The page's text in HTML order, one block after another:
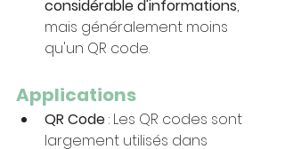
considérable d'informations,
mais généralement moins
qu'un QR code.
Applications
QR Code : Les QR codes sont
largement utilisés dans